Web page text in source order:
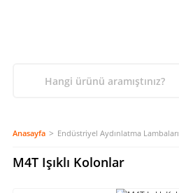
Anasayfa Endüstriyel Aydınlatma Lambaları
M4T Işıklı Kolonlar